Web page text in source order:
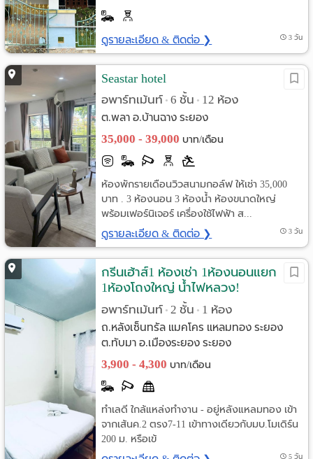
ดูรายละเอียด & ติดต่อ ❯ 3 วัน
Seastar hotel
อพาร์ทเม้นท์ • 6 ชั้น • 12 ห้อง
ต.พลา อ.บ้านฉาง ระยอง
35,000 - 39,000 บาท/เดือน
ห้องพักรายเดือนวิวสนามกอล์ฟ ให้เช่า 35,000
บาท . 3 ห้องนอน 3 ห้องน้ำ ห้องขนาดใหญ่
พร้อมเฟอร์นิเจอร์ เครื่องใช้ไฟฟ้า ส...
ดูรายละเอียด & ติดต่อ ❯ 3 วัน
กรีนเฮ้าส์1 ห้องเช่า 1ห้องนอนแยก
1ห้องโถงใหญ่ น้ำไฟหลวง!
พิเศษ3900(แอร์) หรือ 4000(แอร์เฟอร์
ใหม่)
อพาร์ทเม้นท์ • 2 ชั้น • 1 ห้อง
ถ.หลังเซ็นทรัล แมคโคร แหลมทอง ระยอง
ต.ทับมา อ.เมืองระยอง ระยอง
3,900 - 4,300 บาท/เดือน
ทำเลดี ใกล้แหล่งทำงาน - อยู่หลังแหลมทอง เข้า
จากเส้นค.2 ตรง7-11 เข้าทางเดียวกับมบ.โมเดิร์น
200 ม. หรือเข้
5 วัน